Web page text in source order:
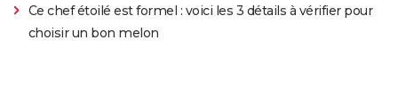
Ce chef étoilé est formel : voici les 3 détails à vérifier pour
choisir un bon melon